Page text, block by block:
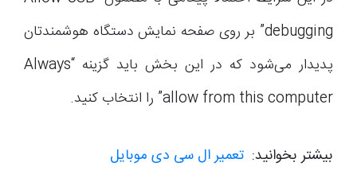
debugging” بر روی صفحه نمایش دستگاه هوشمندتان
پدیدار می‌شود که در این بخش باید گزینه “Always
allow from this computer” را انتخاب کنید.
بیشتر بخوانید: تعمیر ال سی دی موبایل